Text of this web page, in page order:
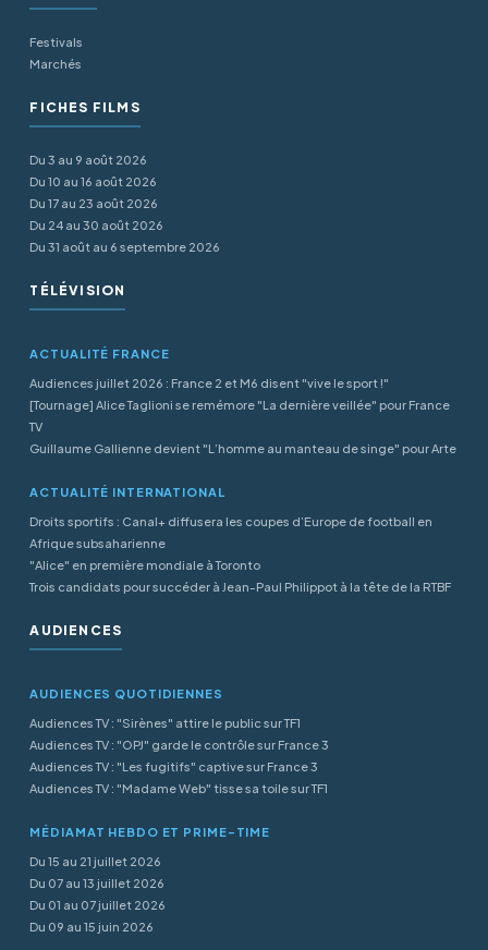
Festivals
Marchés
FICHES FILMS
Du 3 au 9 août 2026
Du 10 au 16 août 2026
Du 17 au 23 août 2026
Du 24 au 30 août 2026
Du 31 août au 6 septembre 2026
TÉLÉVISION
ACTUALITÉ FRANCE
Audiences juillet 2026 : France 2 et M6 disent "vive le sport !"
[Tournage] Alice Taglioni se remémore "La dernière veillée" pour France
TV
Guillaume Gallienne devient "L’homme au manteau de singe" pour Arte
ACTUALITÉ INTERNATIONAL
Droits sportifs : Canal+ diffusera les coupes d’Europe de football en
Afrique subsaharienne
"Alice" en première mondiale à Toronto
Trois candidats pour succéder à Jean-Paul Philippot à la tête de la RTBF
AUDIENCES
AUDIENCES QUOTIDIENNES
Audiences TV : "Sirènes" attire le public sur TF1
Audiences TV : "OPJ" garde le contrôle sur France 3
Audiences TV : "Les fugitifs" captive sur France 3
Audiences TV : "Madame Web" tisse sa toile sur TF1
MÉDIAMAT HEBDO ET PRIME-TIME
Du 15 au 21 juillet 2026
Du 07 au 13 juillet 2026
Du 01 au 07 juillet 2026
Du 09 au 15 juin 2026